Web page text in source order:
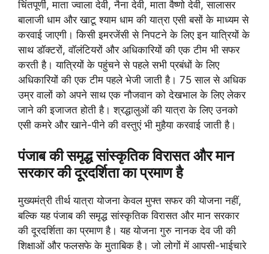
चिंतपूर्णी, माता ज्वाला देवी, नैना देवी, माता वैष्णो देवी, सालासर
बालाजी धाम और खाटू श्याम धाम की यात्रा एसी बसों के माध्यम से
करवाई जाएगी। किसी इमरजेंसी से निपटने के लिए इन यात्रियों के
साथ डॉक्टरों, वॉलंटियरों और अधिकारियों की एक टीम भी सफर
करती है। यात्रियों के पहुंचने से पहले सभी प्रबंधों के लिए
अधिकारियों की एक टीम पहले भेजी जाती है। 75 साल से अधिक
उम्र वालों को अपने साथ एक नौजवान को देखभाल के लिए लेकर
जाने की इजाजत होती है। श्रद्धालुओं की यात्रा के लिए उनको
एसी कमरे और खाने-पीने की वस्तुएं भी मुहैया करवाई जाती है।
पंजाब की समृद्ध सांस्कृतिक विरासत और मान
सरकार की दूरदर्शिता का प्रमाण है
मुख्यमंत्री तीर्थ यात्रा योजना केवल मुफ्त सफर की योजना नहीं,
बल्कि यह पंजाब की समृद्ध सांस्कृतिक विरासत और मान सरकार
की दूरदर्शिता का प्रमाण है। यह योजना गुरु नानक देव जी की
शिक्षाओं और फलसफे के मुताबिक है। जो लोगों में आपसी-भाईचारे